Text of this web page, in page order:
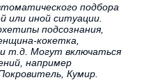
подбора
или иной ситуации.
подсознания,
кокетка,
т.д. Могут включаться
например
Кумир.